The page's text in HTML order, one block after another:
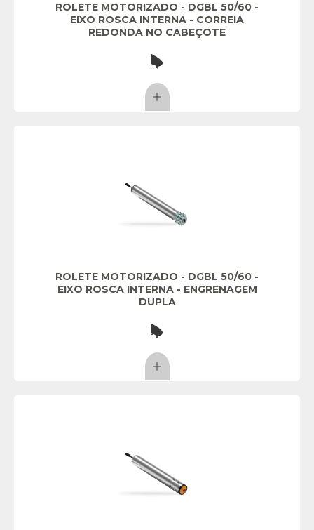
ROLETE MOTORIZADO - DGBL 50/60 -
EIXO ROSCA INTERNA - CORREIA
REDONDA NO CABEÇOTE
ROLETE MOTORIZADO - DGBL 50/60 -
EIXO ROSCA INTERNA - ENGRENAGEM
DUPLA